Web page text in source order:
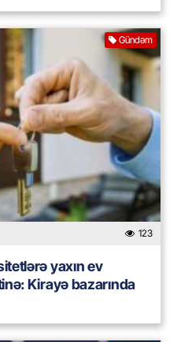
Gündəm
123
yaxın ev
Kirayə bazarında